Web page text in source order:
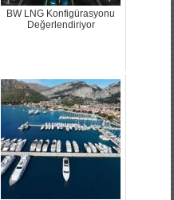
BW LNG Konfigürasyonu
Değerlendiriyor